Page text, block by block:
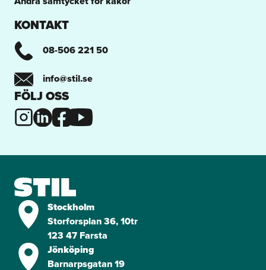
KONTAKT
08-506 221 50
info@stil.se
FÖLJ OSS
Stockholm
Storforsplan 36, 10tr
123 47 Farsta
Visa på karta
Jönköping
Barnarpsgatan 19
Visa på karta